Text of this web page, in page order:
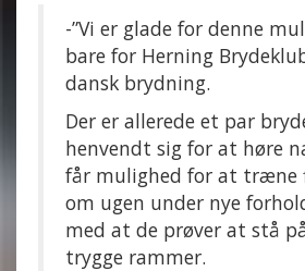
-”Vi er glade for denne
bare for Herning
dansk brydning.
Der er allerede et par
henvendt sig for at høre
får mulighed for at træne
om ugen under nye
med at de prøver at stå
trygge rammer.